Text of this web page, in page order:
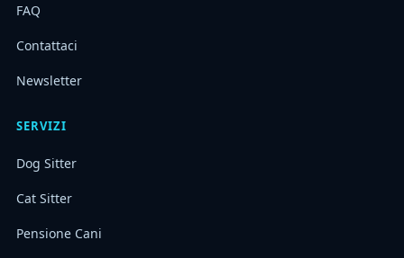
FAQ
Contattaci
Newsletter
SERVIZI
Dog Sitter
Cat Sitter
Pensione Cani